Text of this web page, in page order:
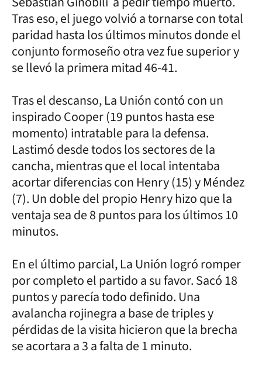
Tras eso, el juego volvió a tornarse con total
paridad hasta los últimos minutos donde el
conjunto formoseño otra vez fue superior y
se llevó la primera mitad 46-41.
Tras el descanso, La Unión contó con un
inspirado Cooper (19 puntos hasta ese
momento) intratable para la defensa.
Lastimó desde todos los sectores de la
cancha, mientras que el local intentaba
acortar diferencias con Henry (15) y Méndez
(7). Un doble del propio Henry hizo que la
ventaja sea de 8 puntos para los últimos 10
minutos.
En el último parcial, La Unión logró romper
por completo el partido a su favor. Sacó 18
puntos y parecía todo definido. Una
avalancha rojinegra a base de triples y
pérdidas de la visita hicieron que la brecha
se acortara a 3 a falta de 1 minuto.